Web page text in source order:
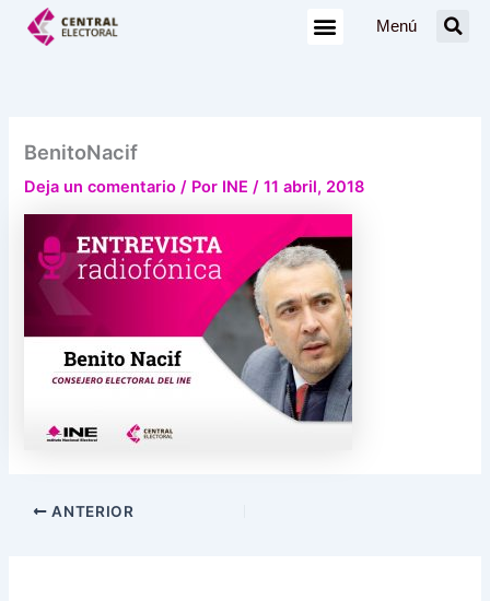
Menú
BenitoNacif
Deja un comentario / Por INE/11 abril, 2018
ANTERIOR